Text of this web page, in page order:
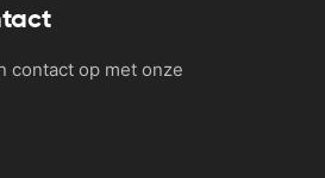
contact op met onze